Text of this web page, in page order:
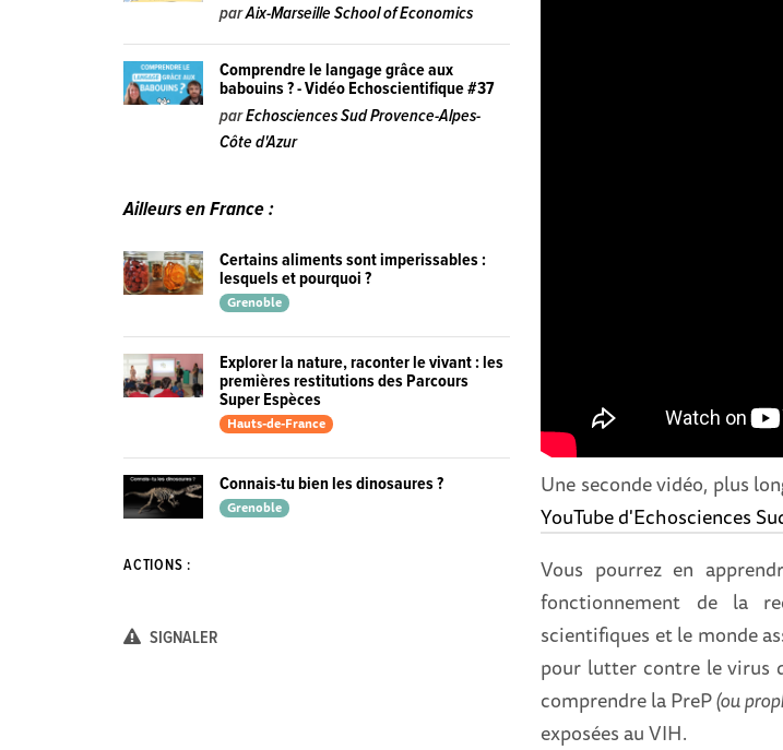
Une seconde vidéo, plus
YouTube d'Echosciences
Vous pourrez en
fonctionnement de la
scientifiques et le monde
pour lutter contre le virus
comprendre la PreP(ou
exposées au VIH.
parAix-Marseille School of Economics
Comprendre le langage grâce aux
babouins ? - Vidéo Echoscientifique #37
parEchosciences Sud Provence-Alpes-
Côte d'Azur
Ailleurs en France :
Certains aliments sont imperissables :
lesquels et pourquoi ?
Grenoble
Explorer la nature, raconter le vivant : les
premières restitutions des Parcours
Super Espèces
Hauts-de-France
Connais-tu bien les dinosaures ?
Grenoble
ACTIONS :
SIGNALER